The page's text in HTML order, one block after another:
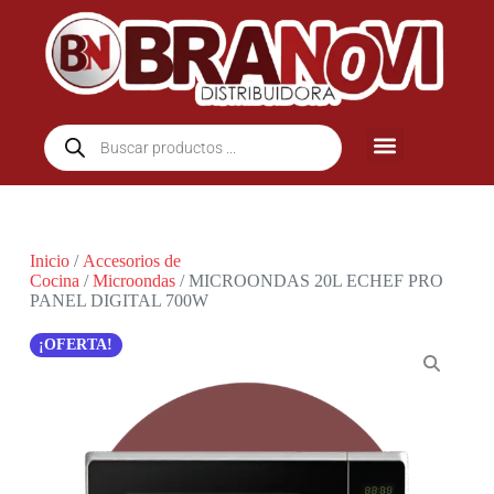
Inicio/ Accesorios de
Cocina /Microondas/ MICROONDAS 20L ECHEF PRO
PANEL DIGITAL 700W
¡OFERTA!